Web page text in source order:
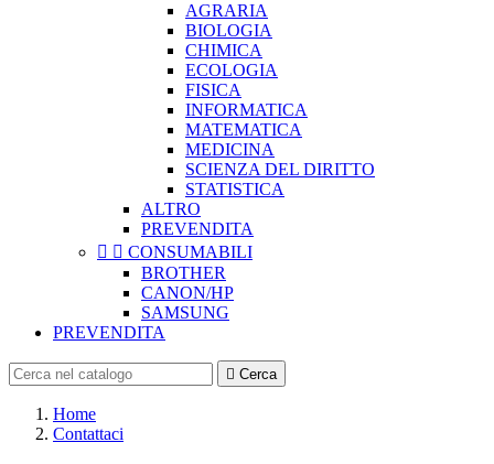
AGRARIA
BIOLOGIA
CHIMICA
ECOLOGIA
FISICA
INFORMATICA
MATEMATICA
MEDICINA
SCIENZA DEL DIRITTO
STATISTICA
ALTRO
PREVENDITA
  CONSUMABILI
BROTHER
CANON/HP
SAMSUNG
PREVENDITA
 Cerca
Home
Contattaci